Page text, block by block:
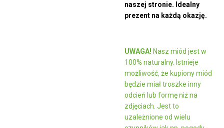
naszej stronie. Idealny
prezent na każdą okazję.
UWAGA! Nasz miód jest w
100% naturalny. Istnieje
możliwość, że kupiony miód
będzie miał troszke inny
odcień lub formę niż na
zdjęciach. Jest to
uzależnione od wielu